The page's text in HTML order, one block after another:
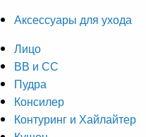
Аксессуары для ухода
Лицо
ВВ и СС
Пудра
Консилер
Контуринг и Хайлайтер